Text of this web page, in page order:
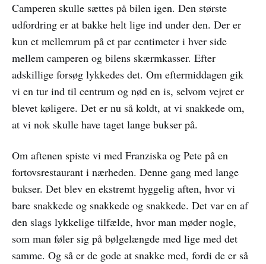
Camperen skulle sættes på bilen igen. Den største
udfordring er at bakke helt lige ind under den. Der er
kun et mellemrum på et par centimeter i hver side
mellem camperen og bilens skærmkasser. Efter
adskillige forsøg lykkedes det. Om eftermiddagen gik
vi en tur ind til centrum og nød en is, selvom vejret er
blevet køligere. Det er nu så koldt, at vi snakkede om,
at vi nok skulle have taget lange bukser på.
Om aftenen spiste vi med Franziska og Pete på en
fortovsrestaurant i nærheden. Denne gang med lange
bukser. Det blev en ekstremt hyggelig aften, hvor vi
bare snakkede og snakkede og snakkede. Det var en af
den slags lykkelige tilfælde, hvor man møder nogle,
som man føler sig på bølgelængde med lige med det
samme. Og så er de gode at snakke med, fordi de er så